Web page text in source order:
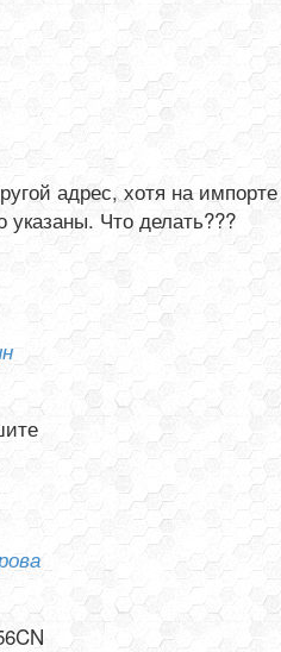
адрес, хотя на импорте
указаны. Что делать???